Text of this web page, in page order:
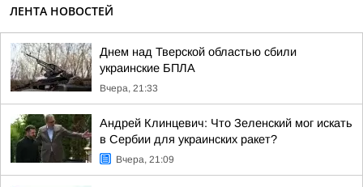
ЛЕНТА НОВОСТЕЙ
Днем над Тверской областью сбили
украинские БПЛА
Вчера, 21:33
Андрей Клинцевич: Что Зеленский мог искать
в Сербии для украинских ракет?
Вчера, 21:09